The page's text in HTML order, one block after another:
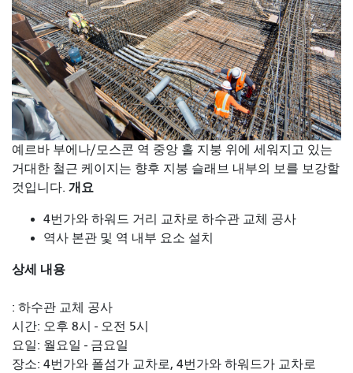
예르바 부에나/모스콘 역 중앙 홀 지붕 위에 세워지고 있는
거대한 철근 케이지는 향후 지붕 슬래브 내부의 보를 보강할
것입니다. 개요
4번가와 하워드 거리 교차로 하수관 교체 공사
역사 본관 및 역 내부 요소 설치
상세 내용
: 하수관 교체 공사
시간: 오후 8시 - 오전 5시
요일: 월요일 - 금요일
장소: 4번가와 폴섬가 교차로, 4번가와 하워드가 교차로